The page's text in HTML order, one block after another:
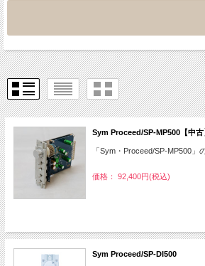
Sym Proceed/SP-MP500【中古
「Sym・Proceed/SP-MP500」
価格： 92,400円(税込)
Sym Proceed/SP-DI500